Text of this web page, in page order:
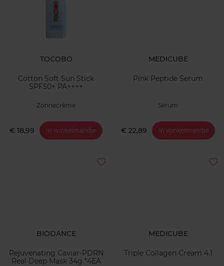
TOCOBO
Cotton Soft Sun Stick
SPF50+ PA++++
Zonnecrème
€ 18,99 In winkelmandje
MEDICUBE
Pink Peptide Serum
Serum
€ 22,89 In winkelmandje
BIODANCE
Rejuvenating Caviar-PDRN
Real Deep Mask 34g *4EA
MEDICUBE
Triple Collagen Cream 4.1